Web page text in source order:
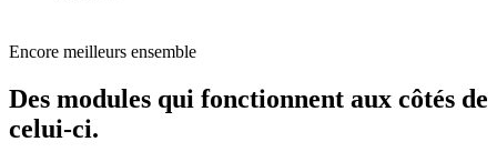
Encore meilleurs ensemble
Des modules qui fonctionnent aux côtés de
celui-ci.